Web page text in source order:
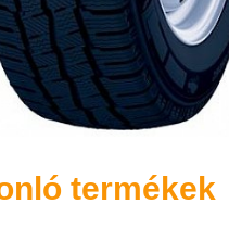
termékek